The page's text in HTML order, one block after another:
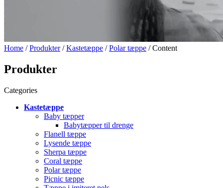
Home /Produkter/Kastetæppe /Polar tæppe / Content
Produkter
Categories
Kastetæppe
Baby tæpper
Babytæpper til drenge
Flanell tæppe
Lysende tæppe
Sherpa tæppe
Coral tæppe
Polar tæppe
Picnic tæppe